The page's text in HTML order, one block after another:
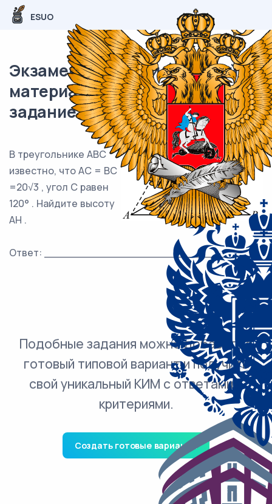
ESUO
Экзаменационный (типовой)
материал ЕГЭ / профиль / 01
задание (24) / 138
В треугольнике ABC
известно, что AC = BC
=20√3 , угол C равен
120° . Найдите высоту
AH .
Ответ: ___________________________.
Подобные задания можно добавить в
готовый типовой вариант и получить
свой уникальный КИМ с ответами и
критериями.
Создать готовые варианты